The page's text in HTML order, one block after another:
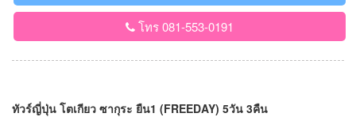
โทร 081-553-0191
ทัวร์ญี่ปุ่น โตเกียว ซากุระ ยืน1 (FREEDAY) 5วัน 3คืน